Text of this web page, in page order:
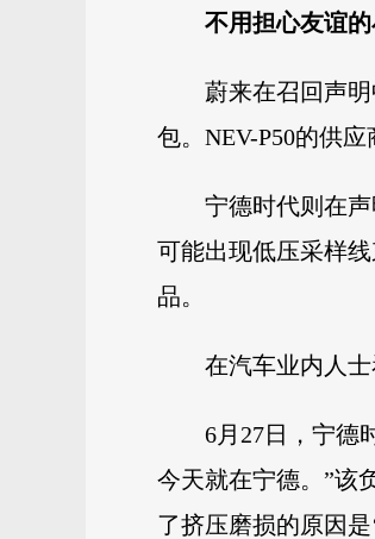
不用担心友谊
蔚来在召回声
包。NEV-P50的供应
宁德时代则在
可能出现低压采样
品。
在汽车业内人
6月27日，宁德
今天就在宁德。”该
了挤压磨损的原因是